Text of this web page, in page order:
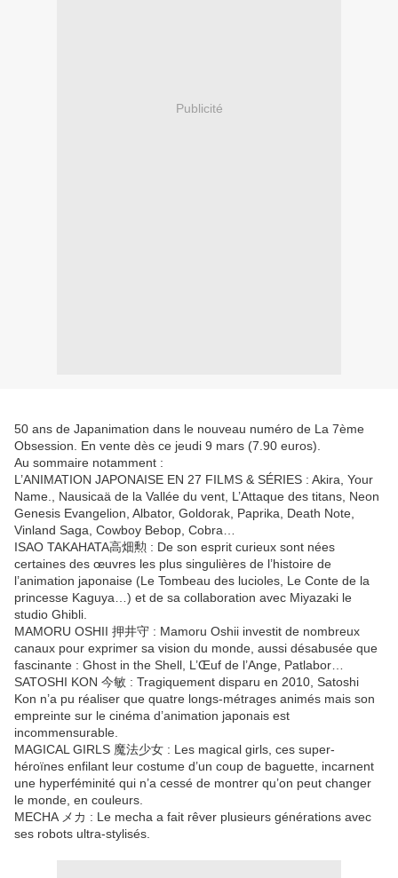
Publicité
50 ans de Japanimation dans le nouveau numéro de La 7ème
Obsession. En vente dès ce jeudi 9 mars (7.90 euros).
Au sommaire notamment :
L’ANIMATION JAPONAISE EN 27 FILMS & SÉRIES : Akira, Your
Name., Nausicaä de la Vallée du vent, L’Attaque des titans, Neon
Genesis Evangelion, Albator, Goldorak, Paprika, Death Note,
Vinland Saga, Cowboy Bebop, Cobra…
ISAO TAKAHATA高畑勲 : De son esprit curieux sont nées
certaines des œuvres les plus singulières de l’histoire de
l’animation japonaise (Le Tombeau des lucioles, Le Conte de la
princesse Kaguya…) et de sa collaboration avec Miyazaki le
studio Ghibli.
MAMORU OSHII 押井守 : Mamoru Oshii investit de nombreux
canaux pour exprimer sa vision du monde, aussi désabusée que
fascinante : Ghost in the Shell, L’Œuf de l’Ange, Patlabor…
SATOSHI KON 今敏 : Tragiquement disparu en 2010, Satoshi
Kon n’a pu réaliser que quatre longs-métrages animés mais son
empreinte sur le cinéma d’animation japonais est
incommensurable.
MAGICAL GIRLS 魔法少女 : Les magical girls, ces super-
héroïnes enfilant leur costume d’un coup de baguette, incarnent
une hyperféminité qui n’a cessé de montrer qu’on peut changer
le monde, en couleurs.
MECHA メカ : Le mecha a fait rêver plusieurs générations avec
ses robots ultra-stylisés.